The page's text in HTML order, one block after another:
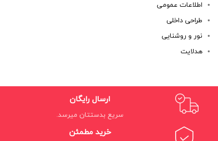
اطلاعات عمومی
طراحی داخلی
نور و روشنایی
هدلایت
ارسال رایگان
سریع بدستتان میرسد.
خرید مطمئن